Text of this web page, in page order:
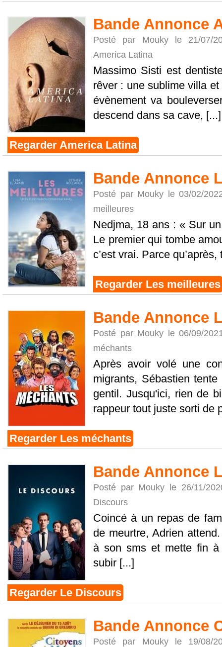
Bande Annonce
Posté par Mouky le 21/07/
America Latina
Massimo Sisti est
rêver : une sublime villa
évènement va
descend dans sa cave, [...]
Regarder America Latina
Bande Annonce
Posté par Mouky le 03/02/
meilleures
Nedjma, 18 ans : « Sur
Le premier qui tombe
c’est vrai. Parce
Regarder Les meilleures
Bande Annonce
Posté par Mouky le 06/09/
méchants
Après avoir volé une
migrants, Sébastien
gentil. Jusqu'ici, rien de
rappeur tout juste sorti de
Regarder Les méchants
Bande Annonce
Posté par Mouky le 26/11/
Discours
Coincé à un repas de
de meurtre, Adrien
à son sms et mette fin
subir [...]
Regarder Le Discours
Bande Annonce
Posté par Mouky le 19/08/